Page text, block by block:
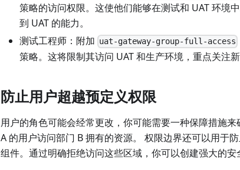
策略的访问权限。这使他们能够在测试和 UAT 环境
到 UAT 的能力。
测试工程师：附加 uat-gateway-group-full-access
策略。这将限制其访问 UAT 和生产环境，重点关注新
防止用户超越预定义权限
用户的角色可能会经常更改，你可能需要一种保障措施
A 的用户访问部门 B 拥有的资源。 权限边界还可以用于
组件。通过明确拒绝访问这些区域，你可以创建强大的安